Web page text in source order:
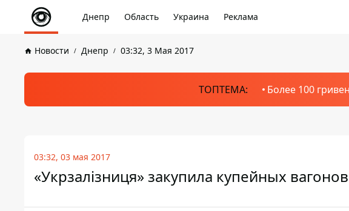
Днепр Область Украина Реклама
Новости Днепр 03:32, 3 Мая 2017
ТОПТЕМА: Более 100
03:32, 03 мая 2017
«Укрзалізниця» закупила купейных